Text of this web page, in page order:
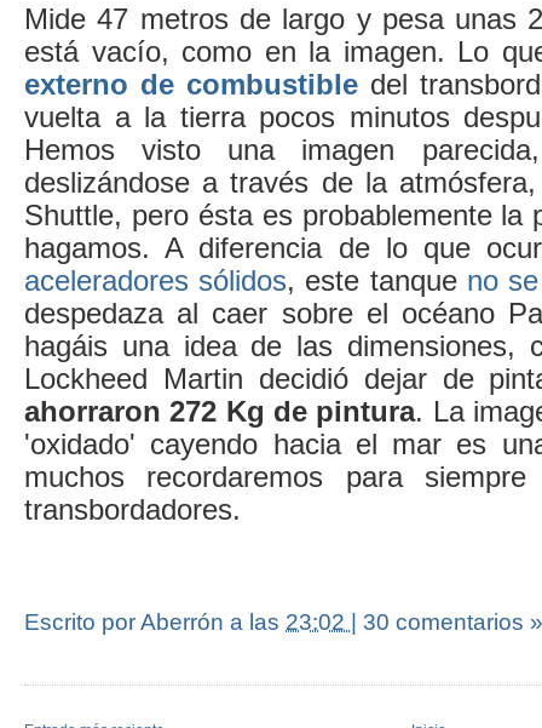
Mide 47 metros de largo y pesa unas
está vacío, como en la imagen. Lo
externo de combustible del
vuelta a la tierra pocos minutos
Hemos visto una imagen
deslizándose a través de la
Shuttle, pero ésta es probablemente la
hagamos. A diferencia de lo que
aceleradores sólidos, este tanque no
despedaza al caer sobre el océano
hagáis una idea de las dimensiones,
Lockheed Martin decidió dejar de
ahorraron 272 Kg de pintura. La
'oxidado' cayendo hacia el mar es
muchos recordaremos para
transbordadores.
Escrito por Aberrón a las 23:02 | 30 comentarios »